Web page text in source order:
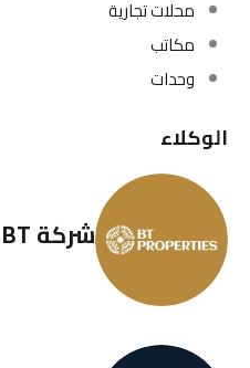
محلات تجارية
مكاتب
وحدات
الوكلاء
شركة BT للتطوير العقاري